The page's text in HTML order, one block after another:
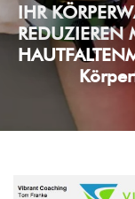
IHR
REDUZIEREN